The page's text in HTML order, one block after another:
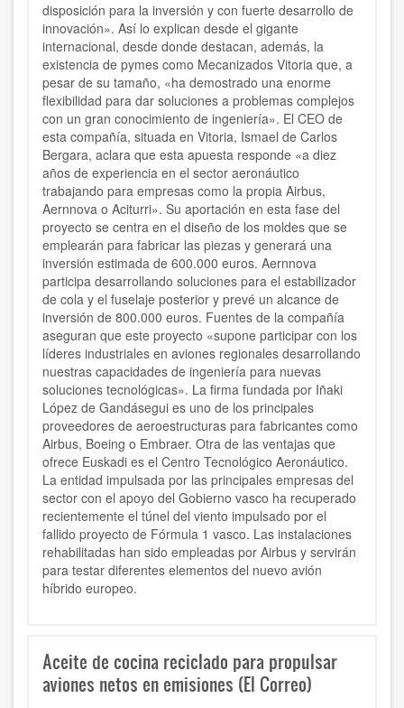
disposición para la inversión y con fuerte desarrollo de
innovación». Así lo explican desde el gigante
internacional, desde donde destacan, además, la
existencia de pymes como Mecanizados Vitoria que, a
pesar de su tamaño, «ha demostrado una enorme
flexibilidad para dar soluciones a problemas complejos
con un gran conocimiento de ingeniería». El CEO de
esta compañía, situada en Vitoria, Ismael de Carlos
Bergara, aclara que esta apuesta responde «a diez
años de experiencia en el sector aeronáutico
trabajando para empresas como la propia Airbus,
Aernnova o Aciturri». Su aportación en esta fase del
proyecto se centra en el diseño de los moldes que se
emplearán para fabricar las piezas y generará una
inversión estimada de 600.000 euros. Aernnova
participa desarrollando soluciones para el estabilizador
de cola y el fuselaje posterior y prevé un alcance de
inversión de 800.000 euros. Fuentes de la compañía
aseguran que este proyecto «supone participar con los
líderes industriales en aviones regionales desarrollando
nuestras capacidades de ingeniería para nuevas
soluciones tecnológicas». La firma fundada por Iñaki
López de Gandásegui es uno de los principales
proveedores de aeroestructuras para fabricantes como
Airbus, Boeing o Embraer. Otra de las ventajas que
ofrece Euskadi es el Centro Tecnológico Aeronáutico.
La entidad impulsada por las principales empresas del
sector con el apoyo del Gobierno vasco ha recuperado
recientemente el túnel del viento impulsado por el
fallido proyecto de Fórmula 1 vasco. Las instalaciones
rehabilitadas han sido empleadas por Airbus y servirán
para testar diferentes elementos del nuevo avión
híbrido europeo.
Aceite de cocina reciclado para propulsar
aviones netos en emisiones (El Correo)